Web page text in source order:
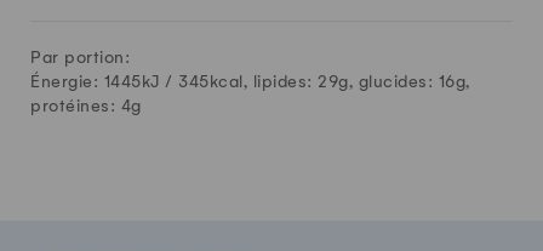
Par portion:
Énergie: 1445kJ / 345 kcal, lipides: 29g, glucides: 16g,
protéines: 4g